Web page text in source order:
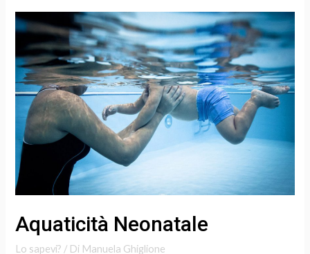
Aquaticità Neonatale
Lo sapevi? / Di Manuela Ghiglione
Aquaticità
Neonatale